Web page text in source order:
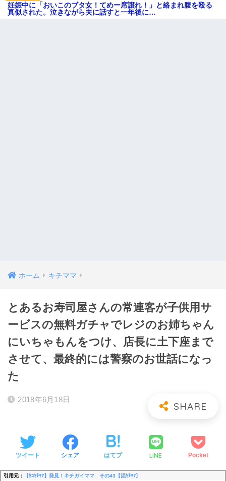
妊娠中に「おいこのブタ女！てめー席譲れ！」と絡まれ腹を殴る
真似された。泣きながら夫に話すと一年後に…
ホーム キチママ
とあるお寿司屋さんの常連客が子供用サ
ービスの無料ガチャでレジのお姉ちゃん
にいちゃもんをつけ、店長に土下座まで
させて、最終的には警察のお世話になっ
た
2018年6月18日
ツイート シェア はてブ LINE Pocket
引用元： 【ｾｺｷﾁﾏﾏ】発見！キチガイママ その43【泥ｷﾁﾏﾏ】